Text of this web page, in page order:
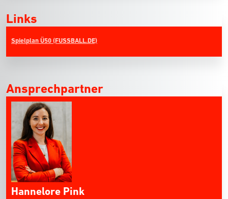
Links
Spielplan Ü50 (FUSSBALL.DE)
Ansprechpartner
Hannelore Pink